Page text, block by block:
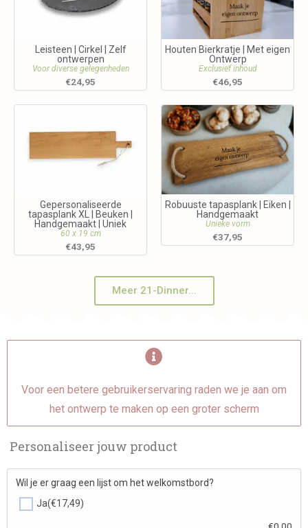
Leisteen | Cirkel | Zelf
ontwerpen
Voor diverse gelegenheden
€24,95
Houten Bierkratje | Met eigen
Ontwerp
Exclusief inhoud
€46,95
Gepersonaliseerde
tapasplank XL | Beuken |
Handgemaakt | Uniek
60 x 19 cm
€43,95
Robuuste tapasplank | Eiken |
Handgemaakt
Unieke vorm
€37,95
Meer 21-Dinner...
Voor een betere gebruikerservaring raden we je aan om
het ontwerp te maken op een groter scherm
Personaliseer jouw product
Wil je er graag een lijst om het welkomstbord?
Ja(€17,49)
€0,00